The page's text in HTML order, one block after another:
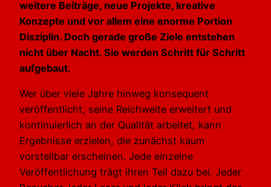
weitere Beiträge, neue Projekte, kreative
Konzepte und vor allem eine enorme Portion
Disziplin. Doch gerade große Ziele entstehen
nicht über Nacht. Sie werden Schritt für Schritt
aufgebaut.
Wer über viele Jahre hinweg konsequent
veröffentlicht, seine Reichweite erweitert und
kontinuierlich an der Qualität arbeitet, kann
Ergebnisse erzielen, die zunächst kaum
vorstellbar erscheinen. Jede einzelne
Veröffentlichung trägt ihren Teil dazu bei. Jeder